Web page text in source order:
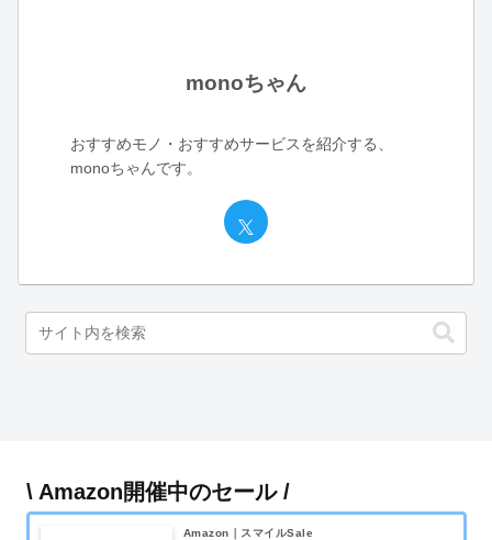
monoちゃん
おすすめモノ・おすすめサービスを紹介する、
monoちゃんです。
\ Amazon開催中のセール /
Amazon｜スマイルSale